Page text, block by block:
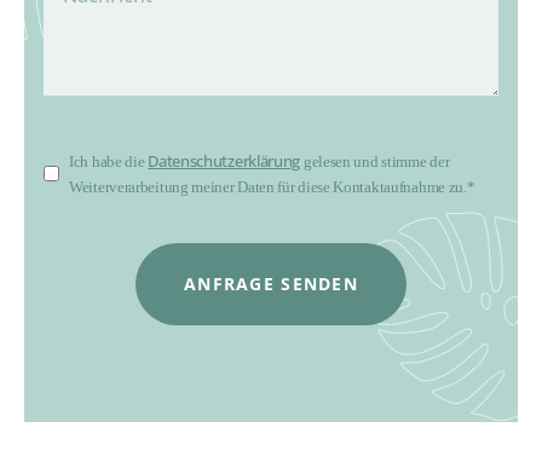
Ich habe die Datenschutzerklärung gelesen und stimme der
Weiterverarbeitung meiner Daten für diese Kontaktaufnahme zu.*
ANFRAGE SENDEN